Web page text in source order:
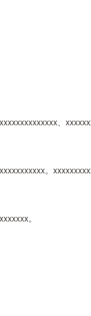
、
。
。